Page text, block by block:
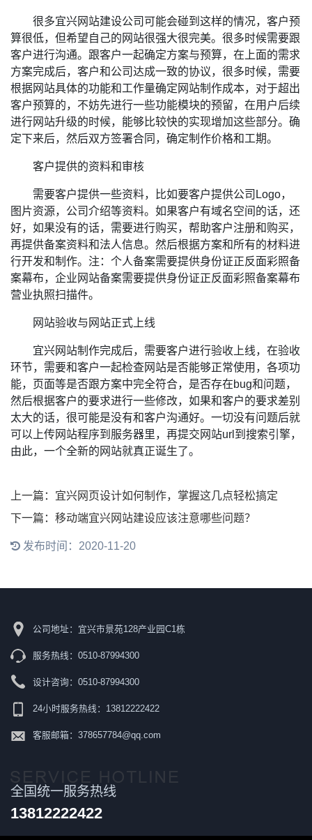
很多宜兴网站建设公司可能会碰到这样的情况，客户预
算很低，但希望自己的网站很强大很完美。很多时候需要跟
客户进行沟通。跟客户一起确定方案与预算，在上面的需求
方案完成后，客户和公司达成一致的协议，很多时候，需要
根据网站具体的功能和工作量确定网站制作成本，对于超出
客户预算的，不妨先进行一些功能模块的预留，在用户后续
进行网站升级的时候，能够比较快的实现增加这些部分。确
定下来后，然后双方签署合同，确定制作价格和工期。
客户提供的资料和审核
需要客户提供一些资料，比如要客户提供公司Logo，
图片资源，公司介绍等资料。如果客户有域名空间的话，还
好，如果没有的话，需要进行购买，帮助客户注册和购买，
再提供备案资料和法人信息。然后根据方案和所有的材料进
行开发和制作。注：个人备案需要提供身份证正反面彩照备
案幕布，企业网站备案需要提供身份证正反面彩照备案幕布
营业执照扫描件。
网站验收与网站正式上线
宜兴网站制作完成后，需要客户进行验收上线，在验收
环节，需要和客户一起检查网站是否能够正常使用，各项功
能，页面等是否跟方案中完全符合，是否存在bug和问题，
然后根据客户的要求进行一些修改，如果和客户的要求差别
太大的话，很可能是没有和客户沟通好。一切没有问题后就
可以上传网站程序到服务器里，再提交网站url到搜索引擎，
由此，一个全新的网站就真正诞生了。
上一篇：宜兴网页设计如何制作，掌握这几点轻松搞定
下一篇：移动端宜兴网站建设应该注意哪些问题？
发布时间：2020-11-20
公司地址：宜兴市景苑128产业园C1栋
服务热线：0510-87994300
设计咨询：0510-87994300
24小时服务热线：13812222422
客服邮箱：378657784@qq.com
全国统一服务热线
13812222422